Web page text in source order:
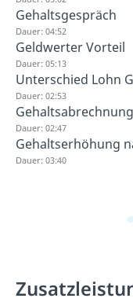
Gehaltsgespräch
Dauer: 04:52
Geldwerter Vorteil
Dauer: 05:13
Unterschied Lohn
Dauer: 02:53
Dauer: 02:47
Gehaltserhöhung
Dauer: 03:40